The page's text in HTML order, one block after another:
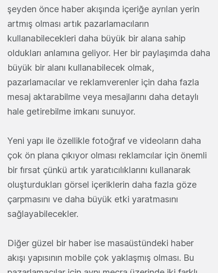
şeyden önce haber akışında içeriğe ayrılan yerin
artmış olması artık pazarlamacıların
kullanabilecekleri daha büyük bir alana sahip
oldukları anlamına geliyor. Her bir paylaşımda daha
büyük bir alanı kullanabilecek olmak,
pazarlamacılar ve reklamverenler için daha fazla
mesaj aktarabilme veya mesajlarını daha detaylı
hale getirebilme imkanı sunuyor.
Yeni yapı ile özellikle fotoğraf ve videoların daha
çok ön plana çıkıyor olması reklamcılar için önemli
bir fırsat çünkü artık yaratıcılıklarını kullanarak
oluşturdukları görsel içeriklerin daha fazla göze
çarpmasını ve daha büyük etki yaratmasını
sağlayabilecekler.
Diğer güzel bir haber ise masaüstündeki haber
akışı yapısının mobile çok yaklaşmış olması. Bu